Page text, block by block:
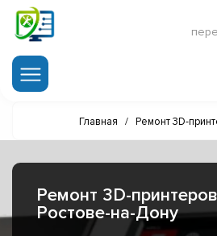
Главная / Ремонт 3D-
Ремонт 3D-
Ростове-на-Дону